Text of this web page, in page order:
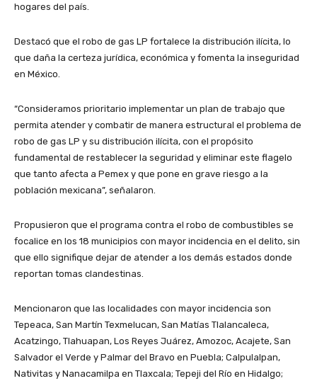
hogares del país.
Destacó que el robo de gas LP fortalece la distribución ilícita, lo
que daña la certeza jurídica, económica y fomenta la inseguridad
en México.
“Consideramos prioritario implementar un plan de trabajo que
permita atender y combatir de manera estructural el problema de
robo de gas LP y su distribución ilícita, con el propósito
fundamental de restablecer la seguridad y eliminar este flagelo
que tanto afecta a Pemex y que pone en grave riesgo a la
población mexicana”, señalaron.
Propusieron que el programa contra el robo de combustibles se
focalice en los 18 municipios con mayor incidencia en el delito, sin
que ello signifique dejar de atender a los demás estados donde
reportan tomas clandestinas.
Mencionaron que las localidades con mayor incidencia son
Tepeaca, San Martín Texmelucan, San Matías Tlalancaleca,
Acatzingo, Tlahuapan, Los Reyes Juárez, Amozoc, Acajete, San
Salvador el Verde y Palmar del Bravo en Puebla; Calpulalpan,
Nativitas y Nanacamilpa en Tlaxcala; Tepeji del Río en Hidalgo;